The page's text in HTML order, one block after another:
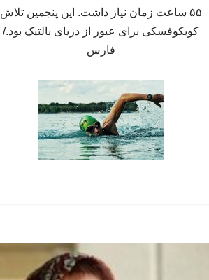
۵۵ ساعت زمان نیاز داشت. این پنجمین تلاش
کوبکوفسکی برای عبور از دریای بالتیک بود./
فارس